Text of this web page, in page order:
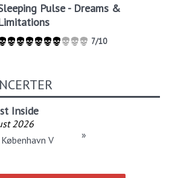
Pulse - Dreams &
7/10
Inside
2026
V
»